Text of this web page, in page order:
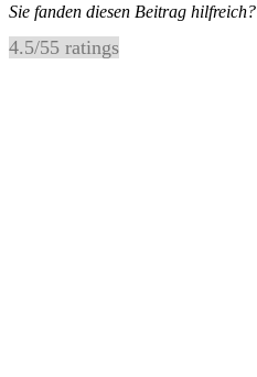
Sie fanden diesen Beitrag hilfreich?
4.5/55 ratings